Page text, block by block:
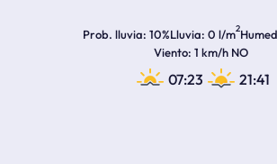
Prob. lluvia 10%Lluvia 0 l/m2
Viento 1 km/h NO
07:23 21:41